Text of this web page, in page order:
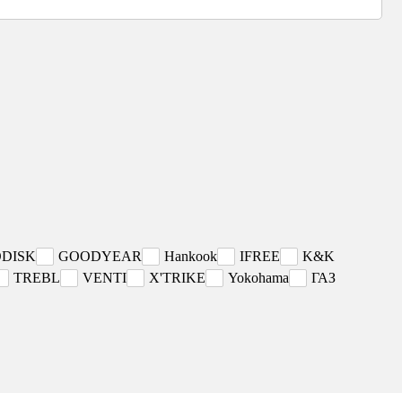
GOODYEAR Hankook IFREE
K&K
TREBL VENTI X'TRIKE Yokohama
ГАЗ